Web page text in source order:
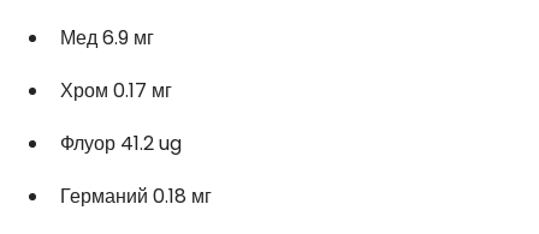
Мед 6.9 мг
Хром 0.17 мг
Флуор 41.2 ug
Германий 0.18 мг